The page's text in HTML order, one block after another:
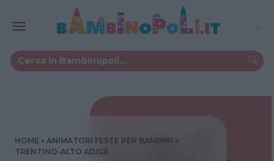
HOME
ANIMATORI FESTE PER BAMBINI
TRENTINO-ALTO ADIGE